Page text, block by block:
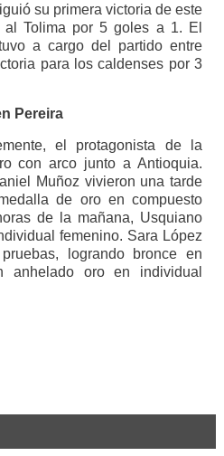
su primera victoria de este
al Tolima por 5 goles a 1. El
a cargo del partido entre
para los caldenses por 3
Pereira
el protagonista de la
con arco junto a Antioquia.
Muñoz vivieron una tarde
de oro en compuesto
de la mañana, Usquiano
femenino. Sara López
logrando bronce en
oro en individual